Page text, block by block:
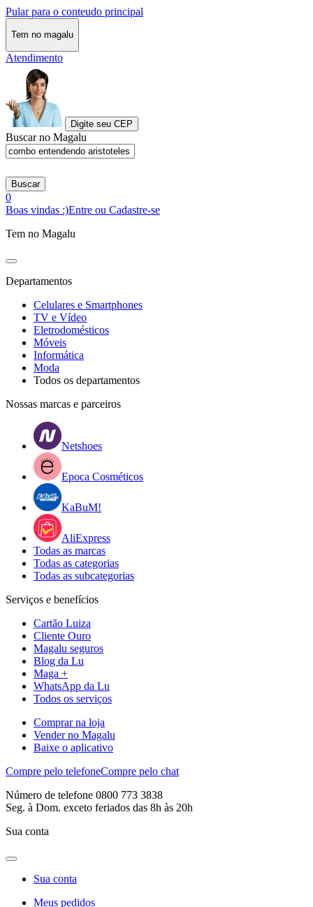
Pular para o conteudo principal
Tem no magalu
Atendimento
Digite seu CEP
Buscar no Magalu
Buscar
0
Boas vindas :)Entre ou Cadastre-se
Tem no Magalu
Departamentos
Celulares e Smartphones
TV e Vídeo
Eletrodomésticos
Móveis
Informática
Moda
Todos os departamentos
Nossas marcas e parceiros
Netshoes
Epoca Cosméticos
KaBuM!
AliExpress
Todas as marcas
Todas as categorias
Todas as subcategorias
Serviços e benefícios
Cartão Luiza
Cliente Ouro
Magalu seguros
Blog da Lu
Maga +
WhatsApp da Lu
Todos os serviços
Comprar na loja
Vender no Magalu
Baixe o aplicativo
Compre pelo telefoneCompre pelo chat
Número de telefone 0800 773 3838
Seg. à Dom. exceto feriados das 8h às 20h
Sua conta
Sua conta
Meus pedidos